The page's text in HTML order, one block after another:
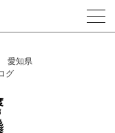
タン*/
愛知県
グ